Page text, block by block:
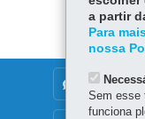
DENUNCIE
a partir
Para
nossa
Sem esse
funciona